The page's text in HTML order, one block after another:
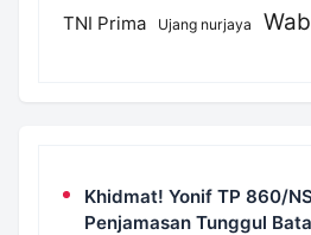
TNI Prima
Ujang nurjaya
Khidmat! Yonif TP 860/
Penjamasan Tunggul